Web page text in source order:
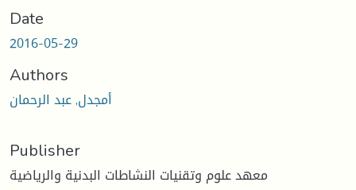
Date
2016-05-29
Authors
أمجدل, عبد الرحمان
Publisher
معهد علوم وتقنيات النشاطات البدنية والرياضية